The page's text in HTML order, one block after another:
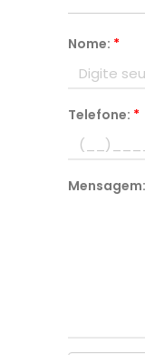
Nome: *
Telefone: *
Mensagem: